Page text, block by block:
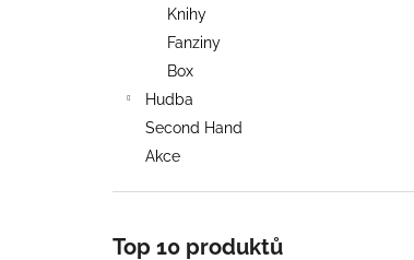
Knihy
Fanziny
Box
Hudba
Second Hand
Akce
Top 10 produktů